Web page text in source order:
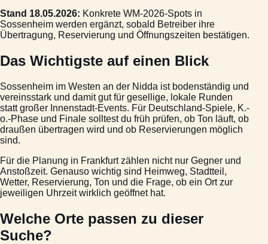
Stand 18.05.2026: Konkrete WM-2026-Spots in
Sossenheim werden ergänzt, sobald Betreiber ihre
Übertragung, Reservierung und Öffnungszeiten bestätigen.
Das Wichtigste auf einen Blick
Sossenheim im Westen an der Nidda ist bodenständig und
vereinsstark und damit gut für gesellige, lokale Runden
statt großer Innenstadt-Events. Für Deutschland-Spiele, K.-
o.-Phase und Finale solltest du früh prüfen, ob Ton läuft, ob
draußen übertragen wird und ob Reservierungen möglich
sind.
Für die Planung in Frankfurt zählen nicht nur Gegner und
Anstoßzeit. Genauso wichtig sind Heimweg, Stadtteil,
Wetter, Reservierung, Ton und die Frage, ob ein Ort zur
jeweiligen Uhrzeit wirklich geöffnet hat.
Welche Orte passen zu dieser
Suche?